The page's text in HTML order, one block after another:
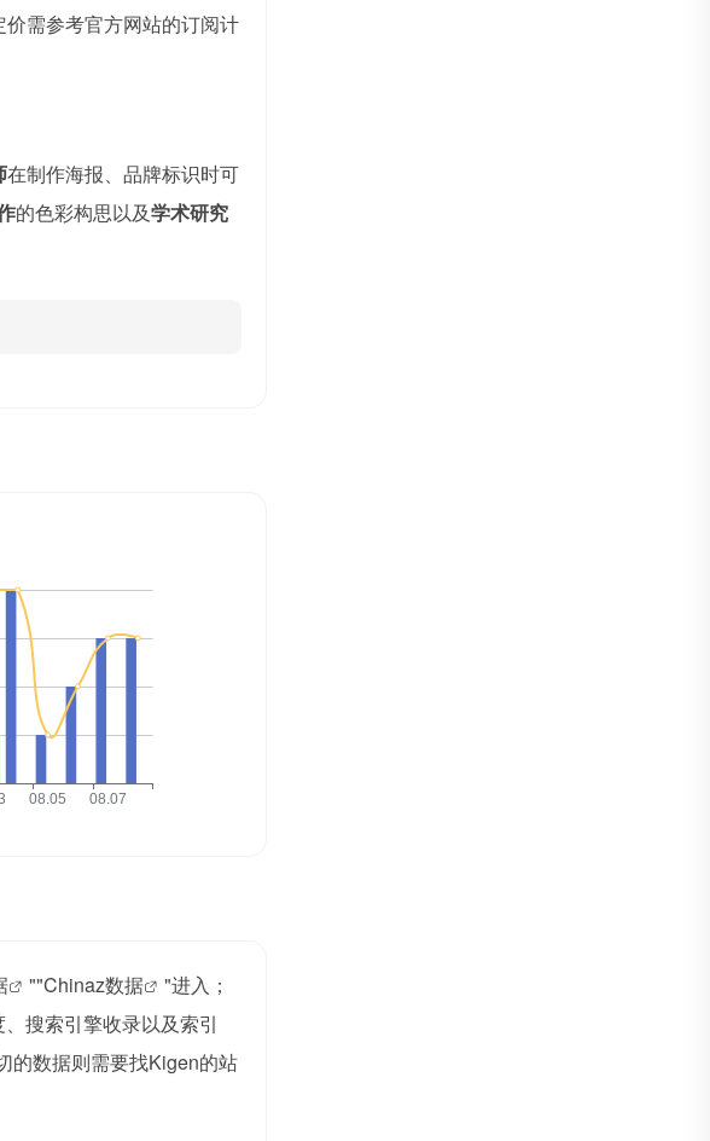
价需参考官方网站的订阅计
在制作海报、品牌标识时可
的色彩构思以及学术研究
""Chinaz数据
"进入；
搜索引擎收录以及索引
的数据则需要找Kigen的站